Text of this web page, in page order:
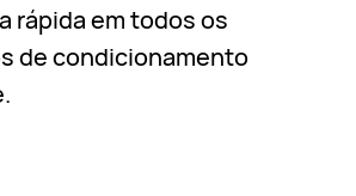
rápida em todos os
de condicionamento